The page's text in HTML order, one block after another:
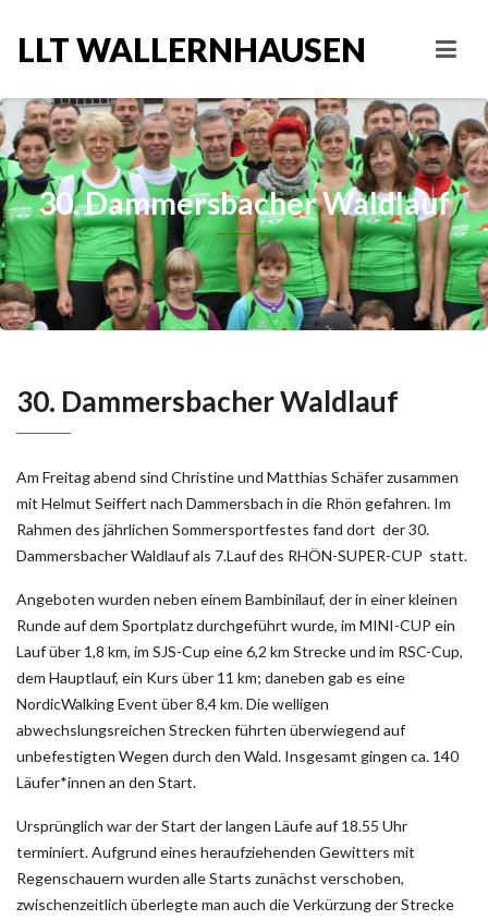
LLT WALLERNHAUSEN
30. Dammersbacher Waldlauf
30. Dammersbacher Waldlauf
Am Freitag abend sind Christine und Matthias Schäfer zusammen
mit Helmut Seiffert nach Dammersbach in die Rhön gefahren. Im
Rahmen des jährlichen Sommersportfestes fand dort der 30.
Dammersbacher Waldlauf als 7.Lauf des RHÖN-SUPER-CUP statt.
Angeboten wurden neben einem Bambinilauf, der in einer kleinen
Runde auf dem Sportplatz durchgeführt wurde, im MINI-CUP ein
Lauf über 1,8 km, im SJS-Cup eine 6,2 km Strecke und im RSC-Cup,
dem Hauptlauf, ein Kurs über 11 km; daneben gab es eine
NordicWalking Event über 8,4 km. Die welligen
abwechslungsreichen Strecken führten überwiegend auf
unbefestigten Wegen durch den Wald. Insgesamt gingen ca. 140
Läufer*innen an den Start.
Ursprünglich war der Start der langen Läufe auf 18.55 Uhr
terminiert. Aufgrund eines heraufziehenden Gewitters mit
Regenschauern wurden alle Starts zunächst verschoben,
zwischenzeitlich überlegte man auch die Verkürzung der Strecke